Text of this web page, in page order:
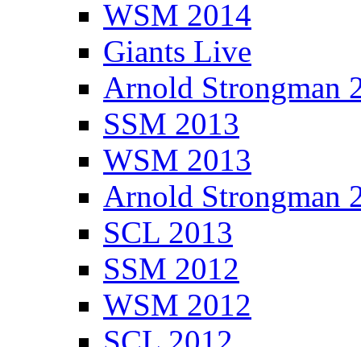
WSM 2014
Giants Live
Arnold Strongman
SSM 2013
WSM 2013
Arnold Strongman
SCL 2013
SSM 2012
WSM 2012